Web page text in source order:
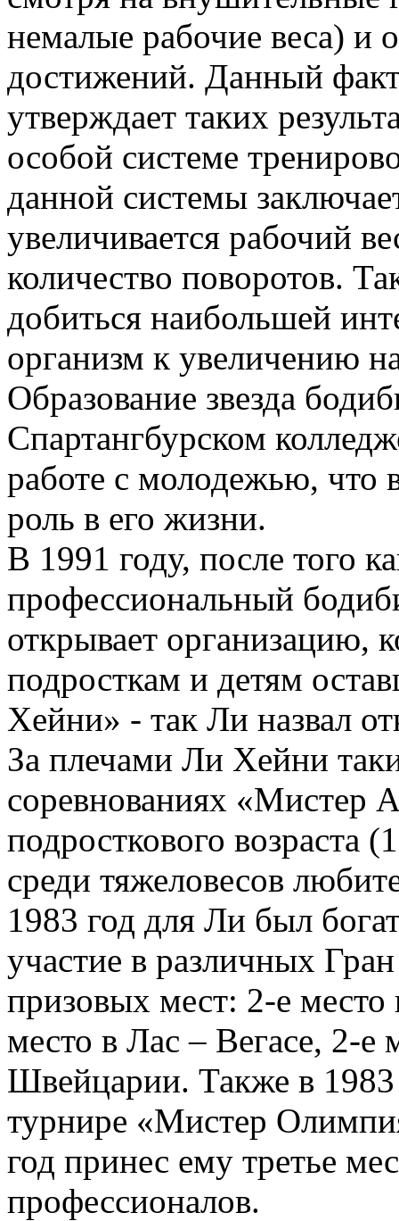
немалые рабочие веса) и
достижений. Данный
утверждает таких
особой системе
данной системы
увеличивается рабочий
количество поворотов.
добиться наибольшей
организм к увеличению
Образование звезда
Спартангбурском
работе с молодежью, что
роль в его жизни.
В 1991 году, после того
профессиональный
открывает организацию,
подросткам и детям
Хейни» - так Ли назвал
За плечами Ли Хейни
соревнованиях «Мистер
подросткового возраста
среди тяжеловесов
1983 год для Ли был
участие в различных
призовых мест: 2-е
место в Лас – Вегасе, 2-
Швейцарии. Также в
турнире «Мистер
год принес ему третье
профессионалов.